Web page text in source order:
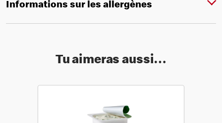
Informations sur les allergènes
Tu aimeras aussi…